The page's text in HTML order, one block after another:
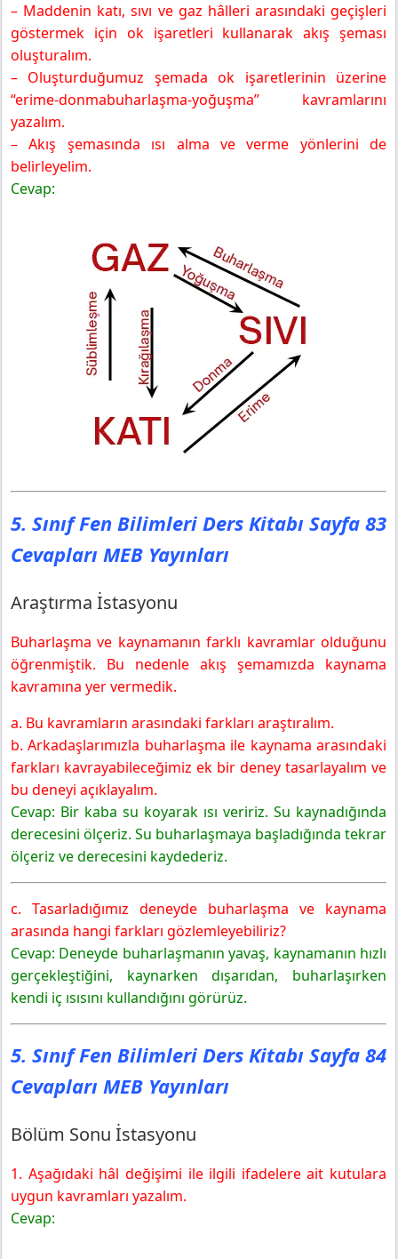
– Maddenin katı, sıvı ve gaz hâlleri arasındaki geçişleri
göstermek için ok işaretleri kullanarak akış şeması
oluşturalım.
– Oluşturduğumuz şemada ok işaretlerinin üzerine
“erime-donmabuharlaşma-yoğuşma” kavramlarını
yazalım.
– Akış şemasında ısı alma ve verme yönlerini de
belirleyelim.
Cevap:
5. Sınıf Fen Bilimleri Ders Kitabı Sayfa 83
Cevapları MEB Yayınları
Araştırma İstasyonu
Buharlaşma ve kaynamanın farklı kavramlar olduğunu
öğrenmiştik. Bu nedenle akış şemamızda kaynama
kavramına yer vermedik.
a. Bu kavramların arasındaki farkları araştıralım.
b. Arkadaşlarımızla buharlaşma ile kaynama arasındaki
farkları kavrayabileceğimiz ek bir deney tasarlayalım ve
bu deneyi açıklayalım.
Cevap: Bir kaba su koyarak ısı veririz. Su kaynadığında
derecesini ölçeriz. Su buharlaşmaya başladığında tekrar
ölçeriz ve derecesini kaydederiz.
c. Tasarladığımız deneyde buharlaşma ve kaynama
arasında hangi farkları gözlemleyebiliriz?
Cevap: Deneyde buharlaşmanın yavaş, kaynamanın hızlı
gerçekleştiğini, kaynarken dışarıdan, buharlaşırken
kendi iç ısısını kullandığını görürüz.
5. Sınıf Fen Bilimleri Ders Kitabı Sayfa 84
Cevapları MEB Yayınları
Bölüm Sonu İstasyonu
1. Aşağıdaki hâl değişimi ile ilgili ifadelere ait kutulara
uygun kavramları yazalım.
Cevap: